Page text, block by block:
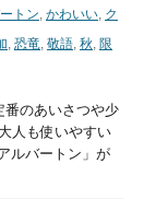
トン, かわいい, ク
, 恐竜, 敬語, 秋, 限
番のあいさつや少
人も使いやすい
ルバートン」が